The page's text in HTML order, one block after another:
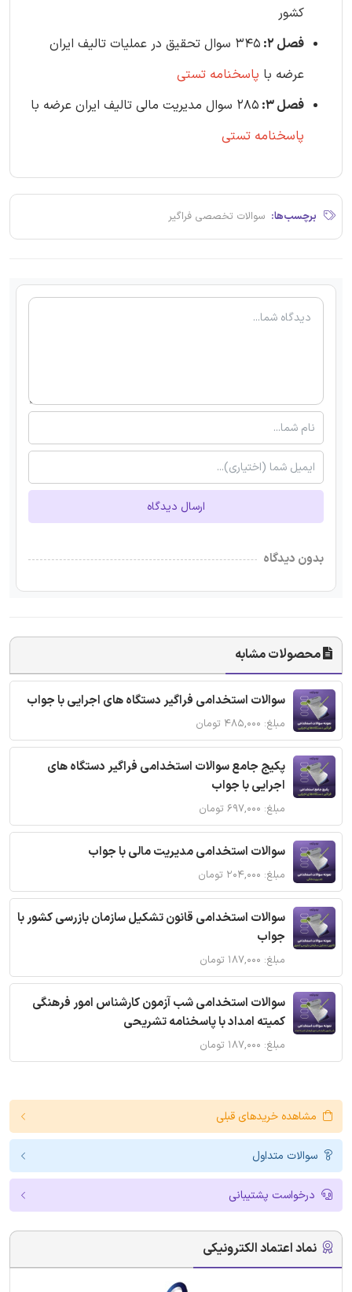
کشور
فصل 2:
345 سوال تحقیق در عملیات تالیف ایران
عرضه با پاسخنامه تستی
فصل 3:
285 سوال مدیریت مالی تالیف ایران عرضه با
پاسخنامه تستی
برچسب‌ها: سوالات تخصصی فراگیر
ارسال دیدگاه
بدون دیدگاه
محصولات مشابه
سوالات استخدامی فراگیر دستگاه های اجرایی با جواب
مبلغ: ۴۸۵,۰۰۰ تومان
پکیج جامع سوالات استخدامی فراگیر دستگاه های
اجرایی با جواب
مبلغ: ۶۹۷,۰۰۰ تومان
سوالات استخدامی مدیریت مالی با جواب
مبلغ: ۲۰۴,۰۰۰ تومان
سوالات استخدامی قانون تشکیل سازمان بازرسی کشور با
جواب
مبلغ: ۱۸۷,۰۰۰ تومان
سوالات استخدامی شب آزمون کارشناس امور فرهنگی
کمیته امداد با پاسخنامه تشریحی
مبلغ: ۱۸۷,۰۰۰ تومان
مشاهده خریدهای قبلی
سوالات متداول
درخواست پشتیبانی
نماد اعتماد الکترونیکی